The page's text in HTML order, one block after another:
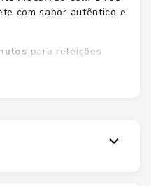
com sabor autêntico e
para refeições
que agrada a
ofertas que